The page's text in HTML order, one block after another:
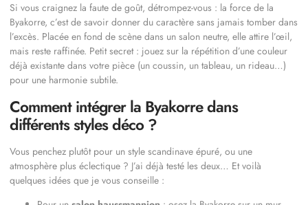
Si vous craignez la faute de goût, détrompez-vous : la force de la
Byakorre, c’est de savoir donner du caractère sans jamais tomber dans
l’excès. Placée en fond de scène dans un salon neutre, elle attire l’œil,
mais reste raffinée. Petit secret : jouez sur la répétition d’une couleur
déjà existante dans votre pièce (un coussin, un tableau, un rideau…)
pour une harmonie subtile.
Comment intégrer la Byakorre dans
différents styles déco ?
Vous penchez plutôt pour un style scandinave épuré, ou une
atmosphère plus éclectique ? J’ai déjà testé les deux… Et voilà
quelques idées que je vous conseille :